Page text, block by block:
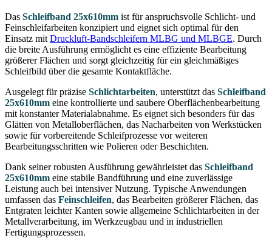
Das Schleifband 25x610mm ist für anspruchsvolle Schlicht- und
Feinschleifarbeiten konzipiert und eignet sich optimal für den
Einsatz mit Druckluft-Bandschleifern MLBG und MLBGE. Durch
die breite Ausführung ermöglicht es eine effiziente Bearbeitung
größerer Flächen und sorgt gleichzeitig für ein gleichmäßiges
Schleifbild über die gesamte Kontaktfläche.
Ausgelegt für präzise Schlichtarbeiten, unterstützt das Schleifband
25x610mm eine kontrollierte und saubere Oberflächenbearbeitung
mit konstanter Materialabnahme. Es eignet sich besonders für das
Glätten von Metalloberflächen, das Nacharbeiten von Werkstücken
sowie für vorbereitende Schleifprozesse vor weiteren
Bearbeitungsschritten wie Polieren oder Beschichten.
Dank seiner robusten Ausführung gewährleistet das Schleifband
25x610mm eine stabile Bandführung und eine zuverlässige
Leistung auch bei intensiver Nutzung. Typische Anwendungen
umfassen das Feinschleifen, das Bearbeiten größerer Flächen, das
Entgraten leichter Kanten sowie allgemeine Schlichtarbeiten in der
Metallverarbeitung, im Werkzeugbau und in industriellen
Fertigungsprozessen.